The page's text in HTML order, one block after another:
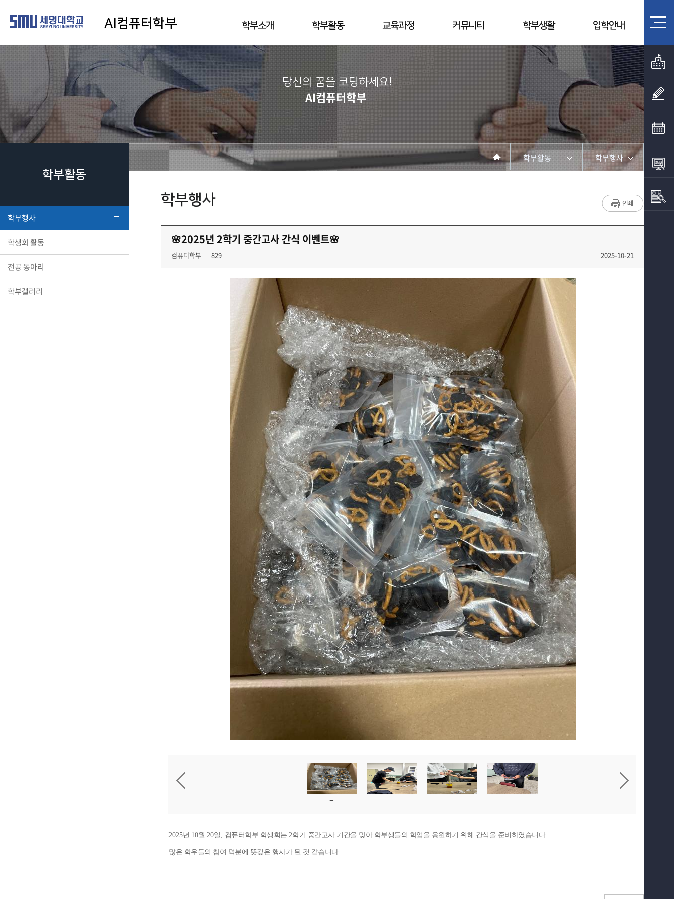
AI컴퓨터학부 학부소개 학부활동 교육과정 커뮤니티 학부생활 입학안내
당신의 꿈을 코딩하세요!
AI컴퓨터학부
학부활동
학부행사
학생회 활동
전공 동아리
학부갤러리
학부활동
교육과정
입학안내
홈페이지가이드
학부행사
학생회 활동
전공 동아리
학부갤러리
학부행사
🌸2025년 2학기 중간고사 간식 이벤트🌸
컴퓨터학부 829 2025-10-21
2025년 10월 20일 , 컴퓨터학부 학생회는 2학기 중간고사 기간을 맞아 학부생들의 학업을 응원하기 위해 간식을 준비하였습니다.
많은 학우들의 참여 덕분에 뜻깊은 행사가 된 것 같습니다.